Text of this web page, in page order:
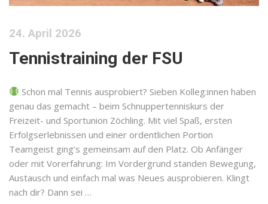
24. April 2026
Tennistraining der FSU
Schon mal Tennis ausprobiert? Sieben Kolleg:innen haben
genau das gemacht – beim Schnuppertenniskurs der
Freizeit- und Sportunion Zöchling. Mit viel Spaß, ersten
Erfolgserlebnissen und einer ordentlichen Portion
Teamgeist ging’s gemeinsam auf den Platz. Ob Anfänger
oder mit Vorerfahrung: Im Vordergrund standen Bewegung,
Austausch und einfach mal was Neues ausprobieren. Klingt
nach dir? Dann sei …